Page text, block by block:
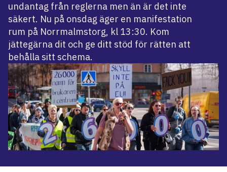
undantag från reglerna men än är det inte
säkert. Nu på onsdag äger en manifestation
rum på Norrmalmstorg, kl 13:30. Kom
jättegärna dit och ge ditt stöd för rätten att
behålla sitt schema.